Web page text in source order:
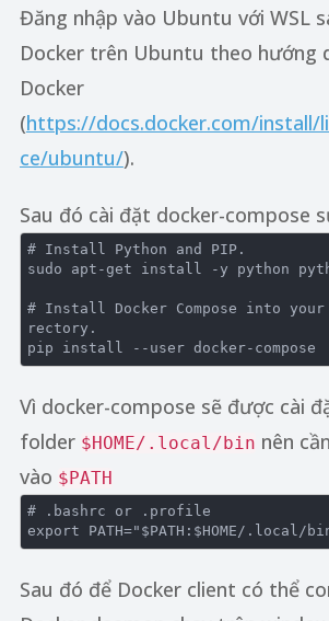
Đăng nhập vào Ubuntu với WSL
Docker trên Ubuntu theo hướng
Docker
(https://docs.docker.com/install/
ce/ubuntu/).
Sau đó cài đặt docker-compose
# Install Python and PIP.
sudo apt-get install -y python
# Install Docker Compose into
rectory.
pip install --user docker-compose
Vì docker-compose sẽ được cài
folder $HOME/.local/bin nên
vào $PATH
# .bashrc or .profile
export PATH=" $PATH : $HOME/.local/
Sau đó để Docker client có thể